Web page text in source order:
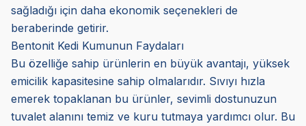
sağladığı için daha ekonomik seçenekleri de
beraberinde getirir.
Bentonit Kedi Kumunun Faydaları
Bu özelliğe sahip ürünlerin en büyük avantajı, yüksek
emicilik kapasitesine sahip olmalarıdır. Sıvıyı hızla
emerek topaklanan bu ürünler, sevimli dostunuzun
tuvalet alanını temiz ve kuru tutmaya yardımcı olur. Bu